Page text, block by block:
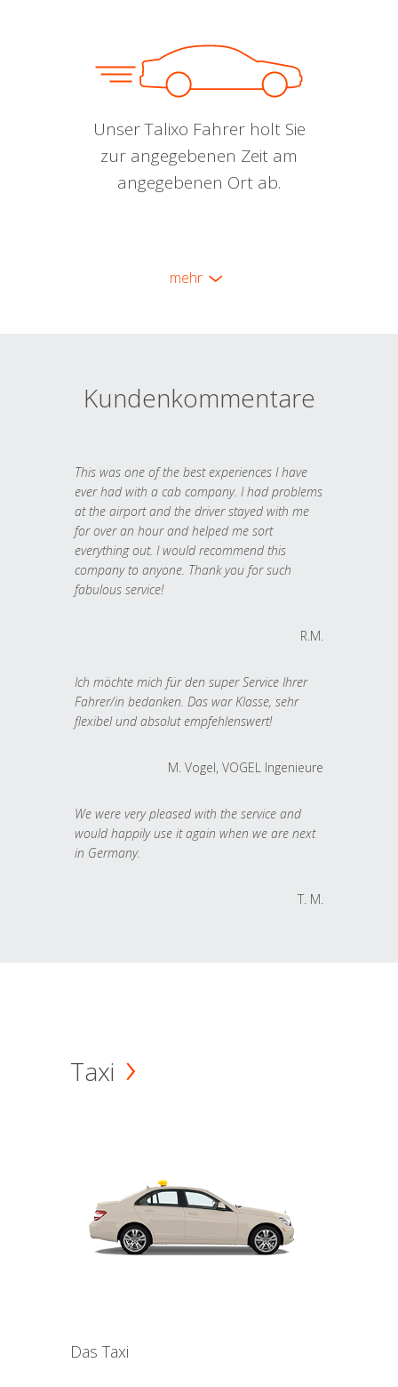
Unser Talixo Fahrer holt Sie
zur angegebenen Zeit am
angegebenen Ort ab.
mehr
Kundenkommentare
This was one of the best experiences I have
ever had with a cab company. I had problems
at the airport and the driver stayed with me
for over an hour and helped me sort
everything out. I would recommend this
company to anyone. Thank you for such
fabulous service!
R.M.
Ich möchte mich für den super Service Ihrer
Fahrer/in bedanken. Das war Klasse, sehr
flexibel und absolut empfehlenswert!
M. Vogel, VOGEL Ingenieure
We were very pleased with the service and
would happily use it again when we are next
in Germany.
T. M.
Taxi
Das Taxi